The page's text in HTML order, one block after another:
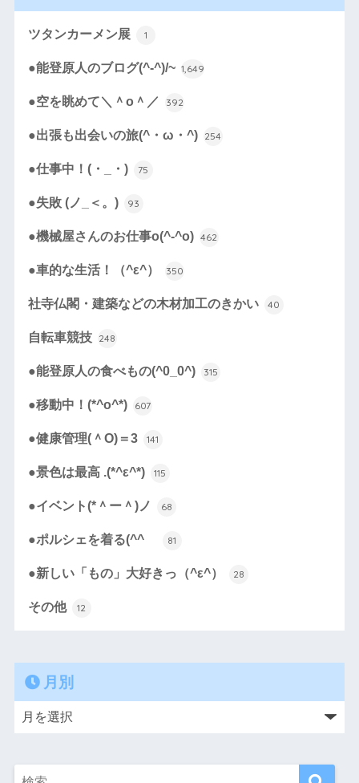
ツタンカーメン展 1
●能登原人のブログ(^-^)/~ 1,649
●空を眺めて＼＾o＾／ 392
●出張も出会いの旅(^・ω・^) 254
●仕事中！(・_・) 75
●失敗 (ノ_＜。) 93
●機械屋さんのお仕事o(^-^o) 462
●車的な生活！（^ε^） 350
社寺仏閣・建築などの木材加工のきかい 40
自転車競技 248
●能登原人の食べもの(^0_0^) 315
●移動中！(*^o^*) 607
●健康管理(＾O)＝3 141
●景色は最高 .(*^ε^*) 115
●イベント(*＾ー＾)ノ 68
●ポルシェを着る(^^ゞ 81
●新しい「もの」大好きっ（^ε^） 28
その他 12
月別